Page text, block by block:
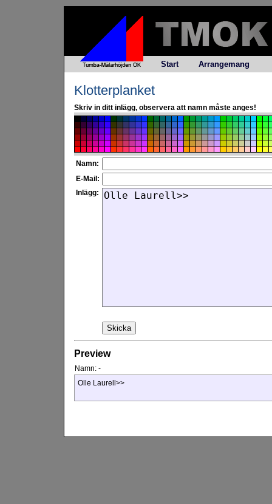
Start Arrangemang
Klotterplanket
Skriv in ditt inlägg, observera att namn måste anges!
Namn:
E-Mail:
Inlägg:
Preview
Namn: -
Olle Laurell>>